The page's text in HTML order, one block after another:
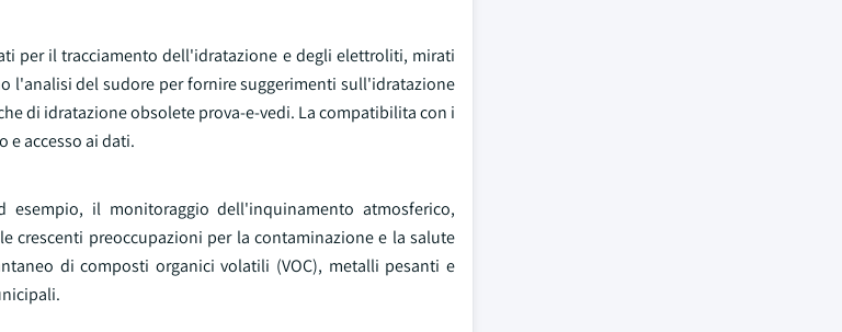
per il tracciamento dell'idratazione e degli elettroliti, mirati
l'analisi del sudore per fornire suggerimenti sull'idratazione
di idratazione obsolete prova-e-vedi. La compatibilita con i
accesso ai dati.
il monitoraggio dell'inquinamento atmosferico,
preoccupazioni per la contaminazione e la salute
di composti organici volatili (VOC), metalli pesanti e